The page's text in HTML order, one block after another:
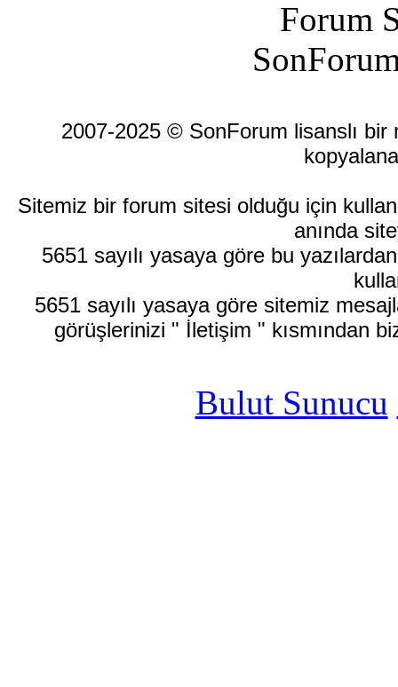
Forum
2007-2025 © SonForum lisanslı bir
Sitemiz bir forum sitesi olduğu için
anında
5651 sayılı yasaya göre bu
5651 sayılı yasaya göre sitemiz
görüşlerinizi " İletişim " kısmından
Bulut Sunucu